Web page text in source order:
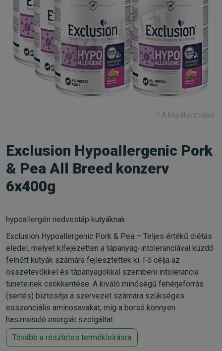
* A kép illusztráció.
Exclusion Hypoallergenic Pork
& Pea All Breed konzerv
6x400g
hypoallergén nedvestáp kutyáknak
Exclusion Hypoallergenic Pork & Pea – Teljes értékű diétás
eledel, melyet kifejezetten a tápanyag-intoleranciával küzdő
felnőtt kutyák számára fejlesztettek ki. Fő célja az
összetevőkkel és tápanyagokkal szembeni intolerancia
tüneteinek csökkentése. A kiváló minőségű fehérjeforrás
(sertés) biztosítja a szervezet számára szükséges
esszenciális aminosavakat, míg a borsó könnyen
hasznosuló energiát szolgáltat.
Tovább a részletes termékleírásra